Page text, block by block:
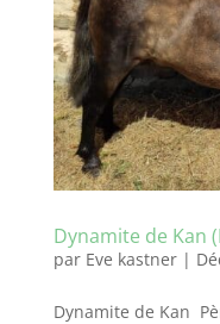
Dynamite de Kan
par Eve kastner|
Dynamite de Kan